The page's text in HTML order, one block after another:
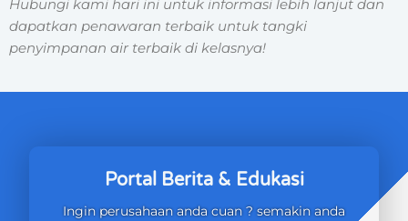
Hubungi kami hari ini untuk informasi lebih lanjut dan
dapatkan penawaran terbaik untuk tangki
penyimpanan air terbaik di kelasnya!
Portal Berita & Edukasi
Ingin perusahaan anda cuan ? semakin anda